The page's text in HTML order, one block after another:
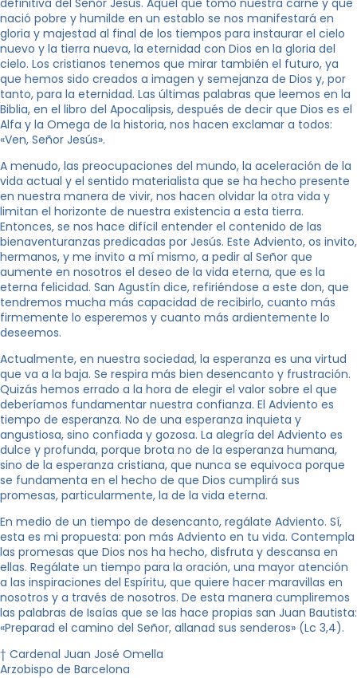
nació pobre y humilde en un establo se nos manifestará en
gloria y majestad al final de los tiempos para instaurar el cielo
nuevo y la tierra nueva, la eternidad con Dios en la gloria del
cielo. Los cristianos tenemos que mirar también el futuro, ya
que hemos sido creados a imagen y semejanza de Dios y, por
tanto, para la eternidad. Las últimas palabras que leemos en la
Biblia, en el libro del Apocalipsis, después de decir que Dios es el
Alfa y la Omega de la historia, nos hacen exclamar a todos:
«Ven, Señor Jesús».
A menudo, las preocupaciones del mundo, la aceleración de la
vida actual y el sentido materialista que se ha hecho presente
en nuestra manera de vivir, nos hacen olvidar la otra vida y
limitan el horizonte de nuestra existencia a esta tierra.
Entonces, se nos hace difícil entender el contenido de las
bienaventuranzas predicadas por Jesús. Este Adviento, os invito,
hermanos, y me invito a mí mismo, a pedir al Señor que
aumente en nosotros el deseo de la vida eterna, que es la
eterna felicidad. San Agustín dice, refiriéndose a este don, que
tendremos mucha más capacidad de recibirlo, cuanto más
firmemente lo esperemos y cuanto más ardientemente lo
deseemos.
Actualmente, en nuestra sociedad, la esperanza es una virtud
que va a la baja. Se respira más bien desencanto y frustración.
Quizás hemos errado a la hora de elegir el valor sobre el que
deberíamos fundamentar nuestra confianza. El Adviento es
tiempo de esperanza. No de una esperanza inquieta y
angustiosa, sino confiada y gozosa. La alegría del Adviento es
dulce y profunda, porque brota no de la esperanza humana,
sino de la esperanza cristiana, que nunca se equivoca porque
se fundamenta en el hecho de que Dios cumplirá sus
promesas, particularmente, la de la vida eterna.
En medio de un tiempo de desencanto, regálate Adviento. Sí,
esta es mi propuesta: pon más Adviento en tu vida. Contempla
las promesas que Dios nos ha hecho, disfruta y descansa en
ellas. Regálate un tiempo para la oración, una mayor atención
a las inspiraciones del Espíritu, que quiere hacer maravillas en
nosotros y a través de nosotros. De esta manera cumpliremos
las palabras de Isaías que se las hace propias san Juan Bautista:
«Preparad el camino del Señor, allanad sus senderos» (Lc 3,4).
† Cardenal Juan José Omella
Arzobispo de Barcelona